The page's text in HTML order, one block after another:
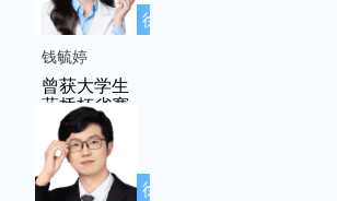
徐先友名师
钱毓婷
曾获大学生
蓝桥杯省赛
三等奖
徐先友名师